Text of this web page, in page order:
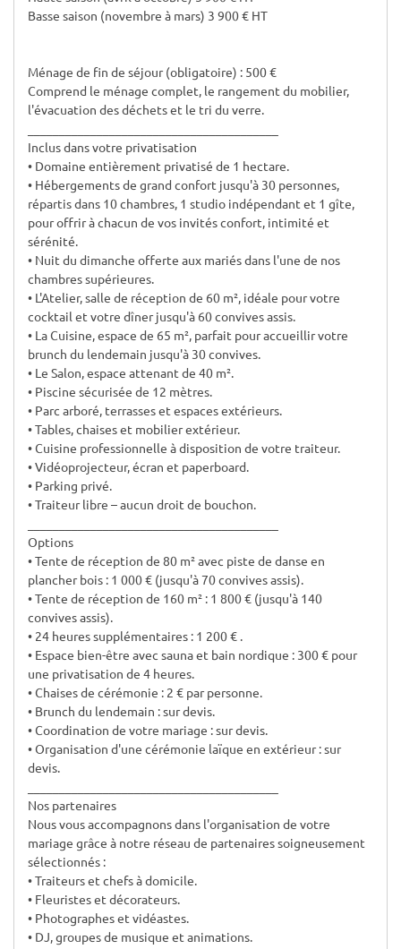
Basse saison (novembre à mars) 3 900 € HT
Ménage de fin de séjour (obligatoire) : 500 €
Comprend le ménage complet, le rangement du mobilier,
l'évacuation des déchets et le tri du verre.
Inclus dans votre privatisation
• Domaine entièrement privatisé de 1 hectare.
• Hébergements de grand confort jusqu'à 30 personnes,
répartis dans 10 chambres, 1 studio indépendant et 1 gîte,
pour offrir à chacun de vos invités confort, intimité et
sérénité.
• Nuit du dimanche offerte aux mariés dans l'une de nos
chambres supérieures.
• L'Atelier, salle de réception de 60 m², idéale pour votre
cocktail et votre dîner jusqu'à 60 convives assis.
• La Cuisine, espace de 65 m², parfait pour accueillir votre
brunch du lendemain jusqu'à 30 convives.
• Le Salon, espace attenant de 40 m².
• Piscine sécurisée de 12 mètres.
• Parc arboré, terrasses et espaces extérieurs.
• Tables, chaises et mobilier extérieur.
• Cuisine professionnelle à disposition de votre traiteur.
• Vidéoprojecteur, écran et paperboard.
• Parking privé.
• Traiteur libre – aucun droit de bouchon.
Options
• Tente de réception de 80 m² avec piste de danse en
plancher bois : 1 000 € (jusqu'à 70 convives assis).
• Tente de réception de 160 m² : 1 800 € (jusqu'à 140
convives assis).
• 24 heures supplémentaires : 1 200 € .
• Espace bien-être avec sauna et bain nordique : 300 € pour
une privatisation de 4 heures.
• Chaises de cérémonie : 2 € par personne.
• Brunch du lendemain : sur devis.
• Coordination de votre mariage : sur devis.
• Organisation d'une cérémonie laïque en extérieur : sur
devis.
Nos partenaires
Nous vous accompagnons dans l'organisation de votre
mariage grâce à notre réseau de partenaires soigneusement
sélectionnés :
• Traiteurs et chefs à domicile.
• Fleuristes et décorateurs.
• Photographes et vidéastes.
• DJ, groupes de musique et animations.